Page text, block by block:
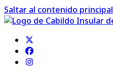
Saltar al contenido principal